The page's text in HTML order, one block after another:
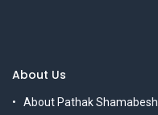
About Us
About Pathak Shamabesh